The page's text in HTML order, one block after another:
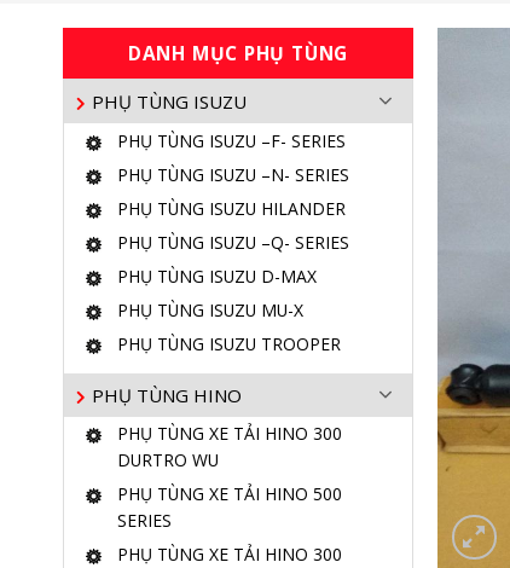
DANH MỤC PHỤ TÙNG
PHỤ TÙNG ISUZU
PHỤ TÙNG ISUZU –F- SERIES
PHỤ TÙNG ISUZU –N- SERIES
PHỤ TÙNG ISUZU HILANDER
PHỤ TÙNG ISUZU –Q- SERIES
PHỤ TÙNG ISUZU D-MAX
PHỤ TÙNG ISUZU MU-X
PHỤ TÙNG ISUZU TROOPER
PHỤ TÙNG HINO
PHỤ TÙNG XE TẢI HINO 300
DURTRO WU
PHỤ TÙNG XE TẢI HINO 500
SERIES
PHỤ TÙNG XE TẢI HINO 300